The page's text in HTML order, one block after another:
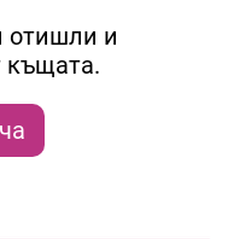
отишли и
къщата.